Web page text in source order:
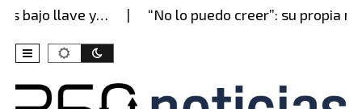
bajo llave y… “No lo puedo creer”: su propia